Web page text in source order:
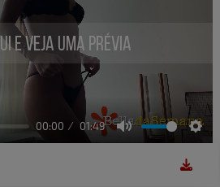
e veja uma prévia
00:00 01:49
Mute